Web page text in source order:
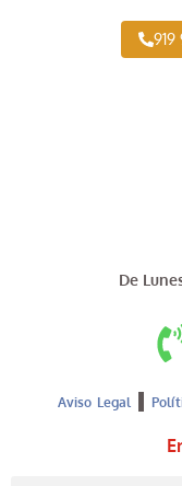
919
De
Aviso Legal